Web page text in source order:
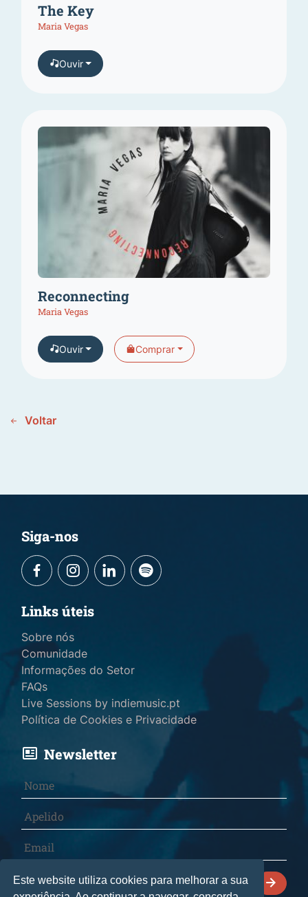
Este website utiliza cookies para melhorar a sua
The Key
Maria Vegas
Ouvir
Reconnecting
Maria Vegas
Ouvir Comprar
Voltar
Siga-nos
Links úteis
Sobre nós
Comunidade
Informações do Setor
FAQs
Live Sessions by indiemusic.pt
Política de Cookies e Privacidade
Newsletter
Declaro que li e aceito aPolítica de Cookies e